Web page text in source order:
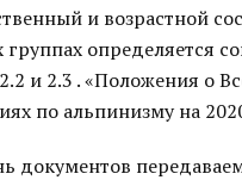
и возрастной
определяется
и 2.3 . «Положения о
по альпинизму на
документов